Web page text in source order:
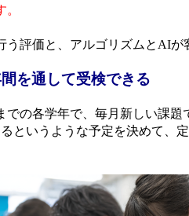
評価と、アルゴリズムとAIが
を通して受検できる
の各学年で、毎月新しい課題
というような予定を決めて、